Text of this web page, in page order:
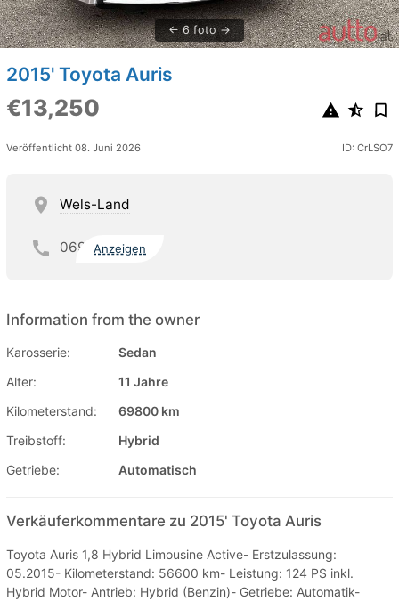
6 foto
2015' Toyota Auris
€13,250
Veröffentlicht 08. Juni 2026 ID: CrLSO7
Wels-Land
069 Anzeigen
Information from the owner
Karosserie:
Sedan
Alter:
11 Jahre
Kilometerstand:
69800 km
Treibstoff:
Hybrid
Getriebe:
Automatisch
Verkäuferkommentare zu 2015' Toyota Auris
Toyota Auris 1,8 Hybrid Limousine Active- Erstzulassung:
05.2015- Kilometerstand: 56600 km- Leistung: 124 PS inkl.
Hybrid Motor- Antrieb: Hybrid (Benzin)- Getriebe: Automatik-